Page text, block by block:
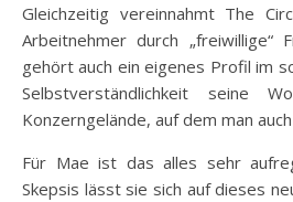
Gleichzeitig vereinnahmt The
Arbeitnehmer durch „freiwillige“
gehört auch ein eigenes Profil im
Selbstverständlichkeit seine
Konzerngelände, auf dem man
Für Mae ist das alles sehr
Skepsis lässt sie sich auf dieses